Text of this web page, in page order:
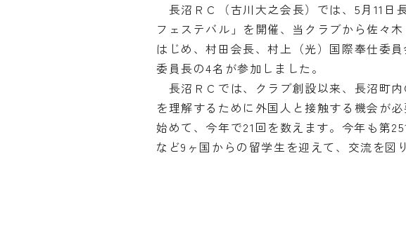
長沼ＲＣ（古川大之会長）では、5月11日
フェステバル」を開催、当クラブから佐々
はじめ、村田会長、村上（光）国際奉仕委
委員長の4名が参加しました。
長沼ＲＣでは、クラブ創設以来、長沼町
を理解するために外国人と接触する機会が
始めて、今年で21回を数えます。今年も第
など9ヶ国からの留学生を迎えて、交流を図